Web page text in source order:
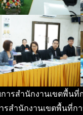
รสำนักงานเขตพื้นที่
สำนักงานเขตพื้นที่ก